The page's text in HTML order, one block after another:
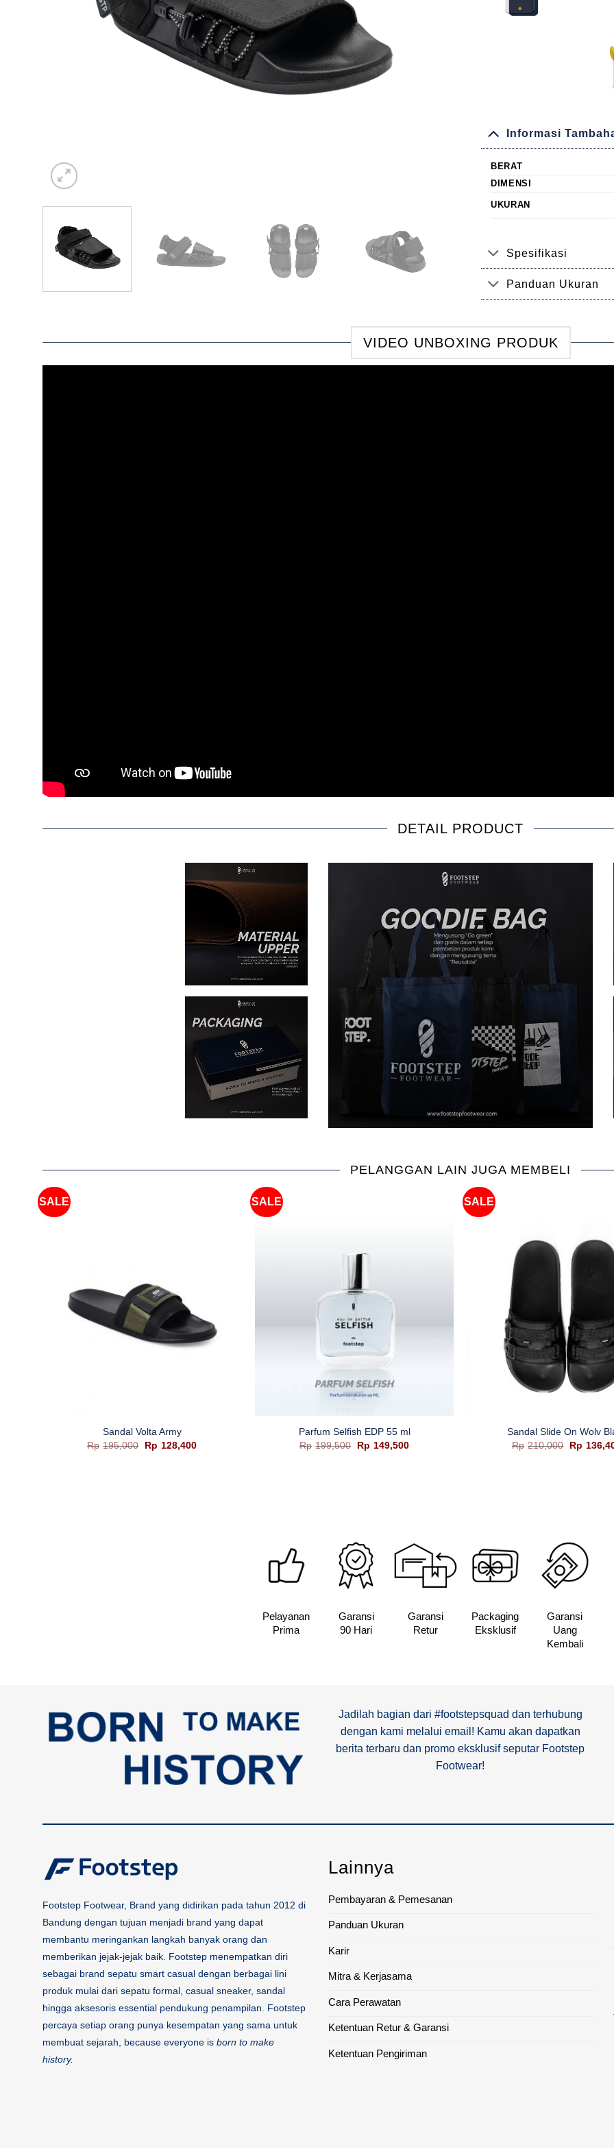
Informasi
BERAT
DIMENSI
UKURAN
Spesifikasi
Panduan Ukuran
VIDEO UNBOXING PRODUK
DETAIL PRODUCT
PELANGGAN LAIN JUGA MEMBELI
SALE
Sandal Volta Army
Rp 195,000
Harga
aslinya
Rp 128,400Harga
SALE
Parfum Selfish EDP 55 ml
Rp 199,500
Harga
aslinya
Rp 149,500Harga
SALE
Sandal Slide On Wolv
Rp 210,000
Harga
aslinya
Rp
Pelayanan
Prima
Garansi
90 Hari
Garansi
Retur
Packaging
Eksklusif
Garansi
Uang
Kembali
Jadilah bagian dari #footstepsquad dan terhubung
dengan kami melalui email! Kamu akan dapatkan
berita terbaru dan promo eksklusif seputar Footstep
Footwear!
Footstep Footwear, Brand yang didirikan pada tahun 2012 di
Bandung dengan tujuan menjadi brand yang dapat
membantu meringankan langkah banyak orang dan
memberikan jejak-jejak baik. Footstep menempatkan diri
sebagai brand sepatu smart casual dengan berbagai lini
produk mulai dari sepatu formal, casual sneaker, sandal
hingga aksesoris essential pendukung penampilan. Footstep
percaya setiap orang punya kesempatan yang sama untuk
membuat sejarah, because everyone is born to make
history.
Lainnya
Pembayaran & Pemesanan
Panduan Ukuran
Karir
Mitra & Kerjasama
Cara Perawatan
Ketentuan Retur & Garansi
Ketentuan Pengiriman